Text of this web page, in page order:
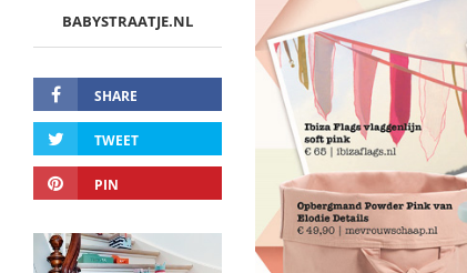
BABYSTRAATJE.NL
SHARE
TWEET
PIN